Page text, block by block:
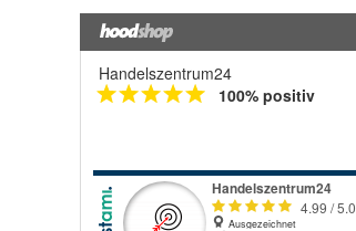
Handelszentrum24
100% positiv